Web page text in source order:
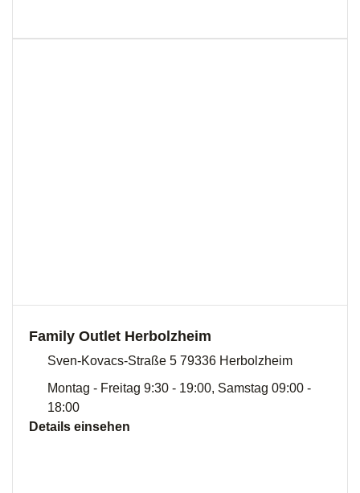
Family Outlet Herbolzheim
Sven-Kovacs-Straße 5 79336 Herbolzheim
Montag - Freitag 9:30 - 19:00, Samstag 09:00 -
18:00
Details einsehen